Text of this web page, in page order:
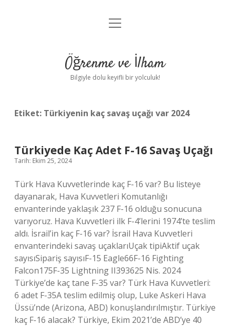
Anasayfa
Yasal Uyarı
menüyü
Öğrenme ve İlham
Bilgiyle dolu keyifli bir yolculuk!
Etiket: Türkiyenin kaç savaş uçağı var 2024
Türkiyede Kaç Adet F-16 Savaş Uçağı
Tarih: Ekim 25, 2024
Türk Hava Kuvvetlerinde kaç F-16 var? Bu listeye
dayanarak, Hava Kuvvetleri Komutanlığı
envanterinde yaklaşık 237 F-16 olduğu sonucuna
varıyoruz. Hava Kuvvetleri ilk F-4’lerini 1974’te teslim
aldı. İsrail’in kaç F-16 var? İsrail Hava Kuvvetleri
envanterindeki savaş uçaklarıUçak tipiAktif uçak
sayısıSipariş sayısıF-15 Eagle66F-16 Fighting
Falcon175F-35 Lightning II393625 Nis. 2024
Türkiye’de kaç tane F-35 var? Türk Hava Kuvvetleri:
6 adet F-35A teslim edilmiş olup, Luke Askeri Hava
Üssü’nde (Arizona, ABD) konuşlandırılmıştır. Türkiye
kaç F-16 alacak? Türkiye, Ekim 2021’de ABD’ye 40